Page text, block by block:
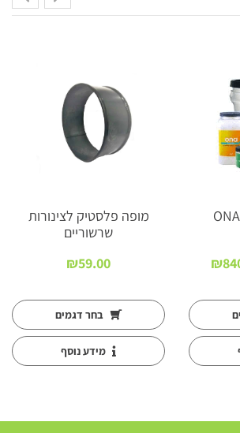
₪
מופה פלסטיק לצינורות
שרשוריים
₪59.00
בחר דגמים
מידע נוסף